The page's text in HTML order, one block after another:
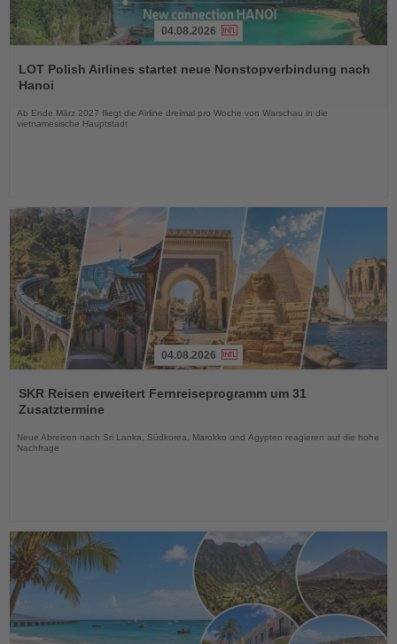
Sie
die
04.08.2026
LOT Polish Airlines startet neue Nonstopverbindung nach
Hanoi
Ab Ende März 2027 fliegt die Airline dreimal pro Woche von Warschau in die
vietnamesische Hauptstadt
Sie
die
04.08.2026
SKR Reisen erweitert Fernreiseprogramm um 31
Zusatztermine
Neue Abreisen nach Sri Lanka, Südkorea, Marokko und Ägypten reagieren auf die hohe
Nachfrage